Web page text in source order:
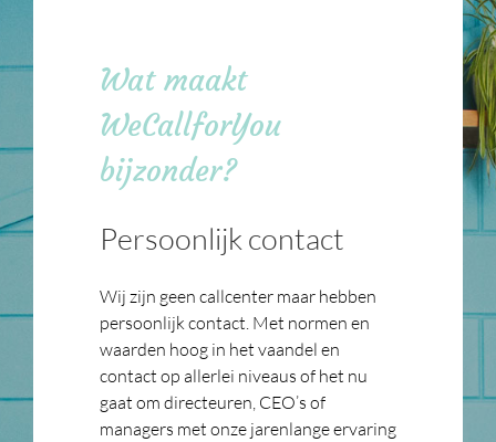
Wat maakt
WeCallforYou
bijzonder?
Persoonlijk contact
Wij zijn geen callcenter maar hebben
persoonlijk contact. Met normen en
waarden hoog in het vaandel en
contact op allerlei niveaus of het nu
gaat om directeuren, CEO’s of
managers met onze jarenlange ervaring